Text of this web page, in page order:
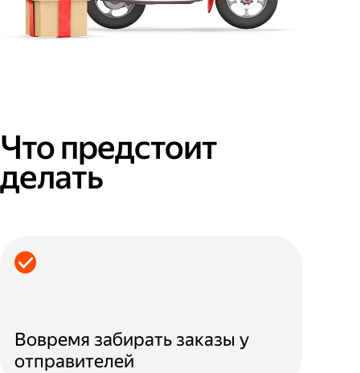
Что предстоит
делать
Вовремя забирать заказы у
отправителей